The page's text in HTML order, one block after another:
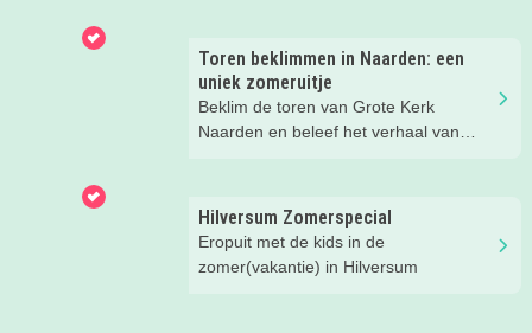
rijtje gezet.
Toren beklimmen in Naarden: een
uniek zomeruitje
Beklim de toren van Grote Kerk
Naarden en beleef het verhaal van
Hilversum Zomerspecial
Eropuit met de kids in de
zomer(vakantie) in Hilversum